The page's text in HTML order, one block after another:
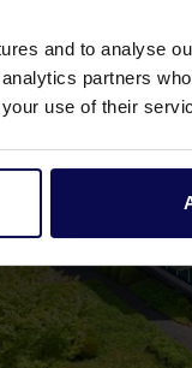
and to analyse
partners
use of their